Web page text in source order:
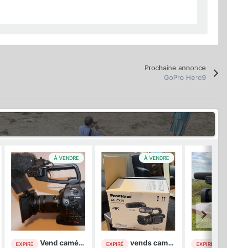
Prochaine annonce
GoPro Hero9
À VENDRE
EXPIRÉ Vend caméra CANON C100 etat du neuf
À VENDRE
EXPIRÉ vends camescope Panasonic 4K neuf EXPIRÉ